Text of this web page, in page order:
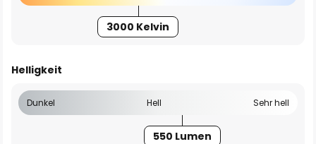
3000 Kelvin
Helligkeit
Dunkel Hell Sehr hell
550 Lumen